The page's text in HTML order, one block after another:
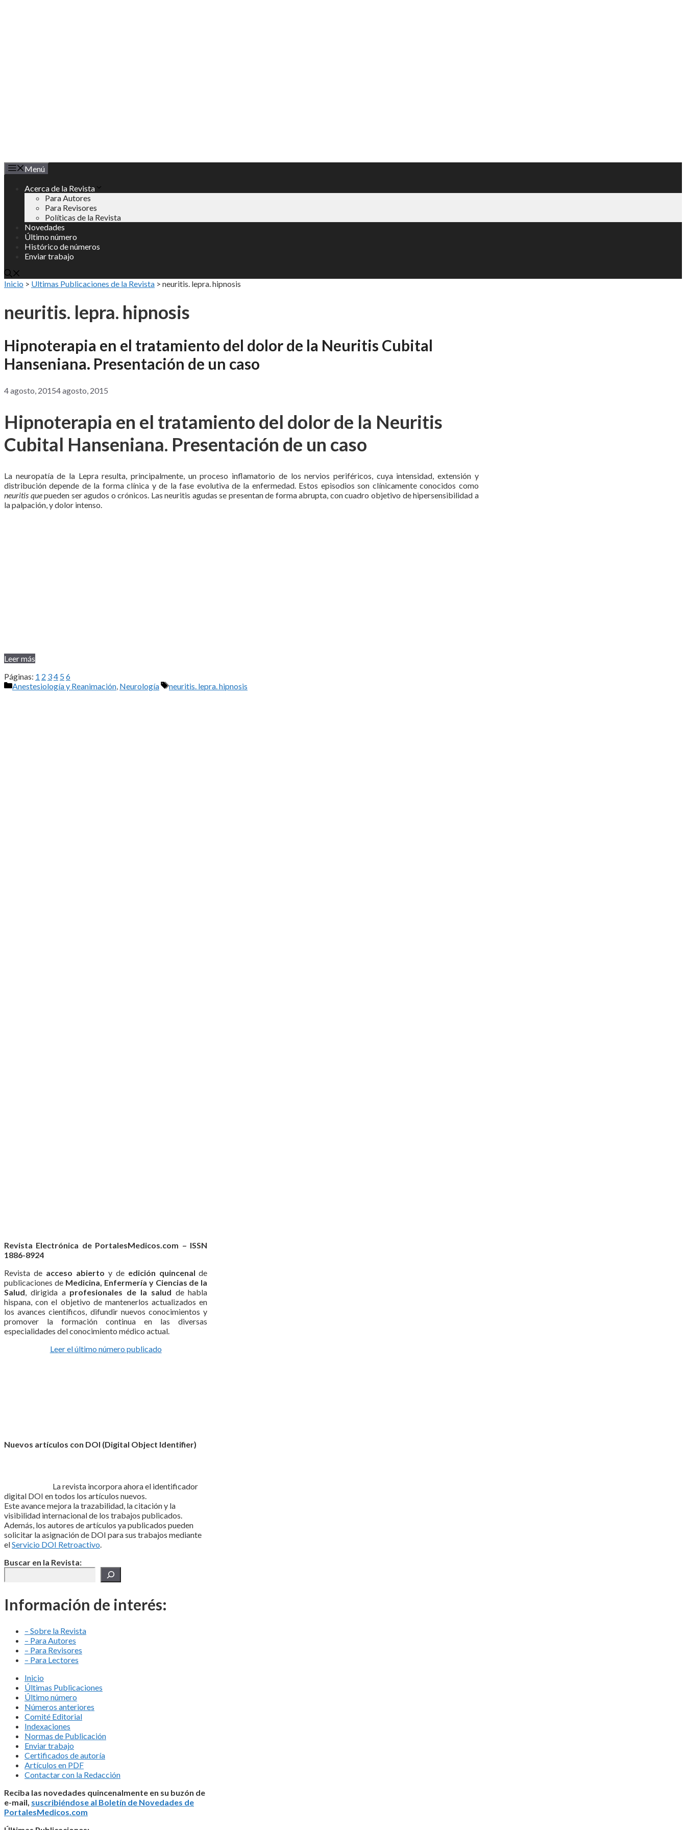
Menú
Acerca de la Revista
Para Autores
Para Revisores
Políticas de la Revista
Novedades
Último número
Histórico de números
Enviar trabajo
Inicio > Ultimas Publicaciones de la Revista > neuritis. lepra. hipnosis
neuritis. lepra. hipnosis
Hipnoterapia en el tratamiento del dolor de la Neuritis Cubital
Hanseniana. Presentación de un caso
4 agosto, 20154 agosto, 2015
Hipnoterapia en el tratamiento del dolor de la Neuritis
Cubital Hanseniana. Presentación de un caso
La neuropatía de la Lepra resulta, principalmente, un proceso inflamatorio de los nervios periféricos, cuya intensidad, extensión y
distribución depende de la forma clínica y de la fase evolutiva de la enfermedad. Estos episodios son clínicamente conocidos como
neuritis quepueden ser agudos o crónicos. Las neuritis agudas se presentan de forma abrupta, con cuadro objetivo de hipersensibilidad a
la palpación, y dolor intenso.
Leer más
Páginas: 1 2 34 56
Categorías
Anestesiología y Reanimación Neurología Etiquetas
neuritis. lepra. hipnosis
Revista Electrónica de PortalesMedicos.com – ISSN
1886-8924
Revista de acceso abierto y de edición quincenal de
publicaciones de Medicina, Enfermería y Ciencias de la
Salud , dirigida a profesionales de la salud de habla
hispana, con el objetivo de mantenerlos actualizados en
los avances científicos, difundir nuevos conocimientos y
promover la formación continua en las diversas
especialidades del conocimiento médico actual.
Leer el último número publicado
Nuevos artículos con DOI (Digital Object Identifier)
La revista incorpora ahora el identificador
digital DOI en todos los artículos nuevos.
Este avance mejora la trazabilidad, la citación y la
visibilidad internacional de los trabajos publicados.
Además, los autores de artículos ya publicados pueden
solicitar la asignación de DOI para sus trabajos mediante
elServicio DOI Retroactivo
Buscar en la Revista:
Información de interés:
– Sobre la Revista
– Para Autores
– Para Revisores
– Para Lectores
Inicio
Últimas Publicaciones
Último número
Números anteriores
Comité Editorial
Indexaciones
Normas de Publicación
Enviar trabajo
Certificados de autoría
Artículos en PDF
Contactar con la Redacción
Reciba las novedades quincenalmente en su buzón de
e-mail, suscribiéndose al Boletín de Novedades de
PortalesMedicos.com